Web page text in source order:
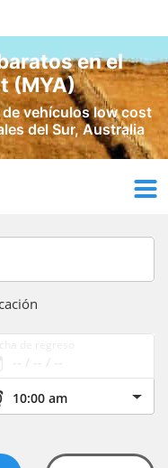
en el
(MYA)
vehículos low cost
del Sur, Australia